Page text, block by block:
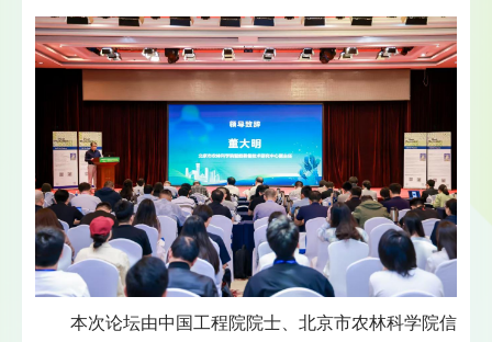
本次论坛由中国工程院院士、北京市农林科学院信